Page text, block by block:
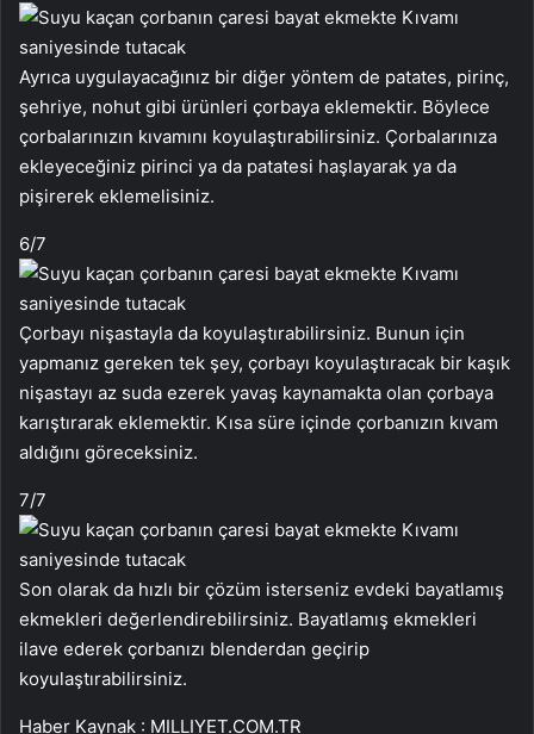
Ayrıca uygulayacağınız bir diğer yöntem de patates, pirinç,
şehriye, nohut gibi ürünleri çorbaya eklemektir. Böylece
çorbalarınızın kıvamını koyulaştırabilirsiniz. Çorbalarınıza
ekleyeceğiniz pirinci ya da patatesi haşlayarak ya da
pişirerek eklemelisiniz.
6/7
Çorbayı nişastayla da koyulaştırabilirsiniz. Bunun için
yapmanız gereken tek şey, çorbayı koyulaştıracak bir kaşık
nişastayı az suda ezerek yavaş kaynamakta olan çorbaya
karıştırarak eklemektir. Kısa süre içinde çorbanızın kıvam
aldığını göreceksiniz.
7/7
Son olarak da hızlı bir çözüm isterseniz evdeki bayatlamış
ekmekleri değerlendirebilirsiniz. Bayatlamış ekmekleri
ilave ederek çorbanızı blenderdan geçirip
koyulaştırabilirsiniz.
Haber Kaynak : MILLIYET.COM.TR